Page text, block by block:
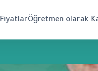
FiyatlarÖğretmen olarak